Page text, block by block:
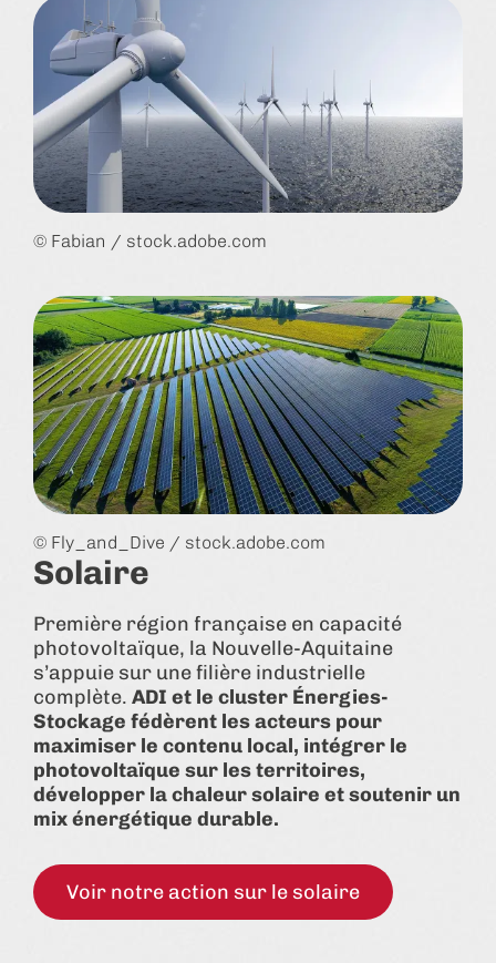
© Fabian / stock.adobe.com
© Fly_and_Dive / stock.adobe.com
Solaire
Première région française en capacité
photovoltaïque, la Nouvelle-Aquitaine
s’appuie sur une filière industrielle
complète. ADI et le cluster Énergies-
Stockage fédèrent les acteurs pour
maximiser le contenu local, intégrer le
photovoltaïque sur les territoires,
développer la chaleur solaire et soutenir un
mix énergétique durable.
Voir notre action sur le solaire